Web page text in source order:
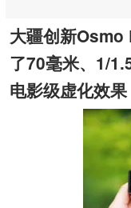
大疆创新
了70毫米、1/
电影级虚化效果